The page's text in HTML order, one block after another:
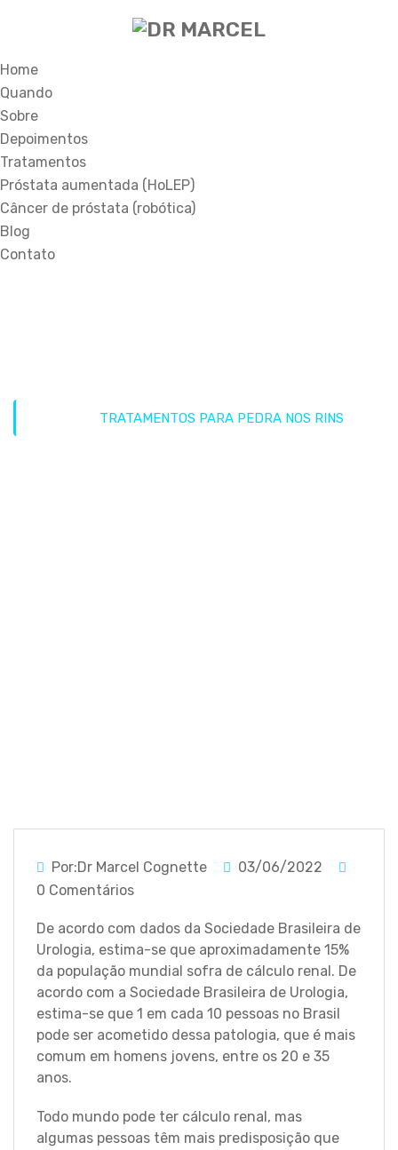
Home
Quando
Sobre
Depoimentos
Tratamentos
Próstata aumentada (HoLEP)
Câncer de próstata (robótica)
Blog
Contato
TRATAMENTOS PARA PEDRA NOS RINS
Por:Dr Marcel Cognette
03/06/2022
0 Comentários
De acordo com dados da Sociedade Brasileira de
Urologia, estima-se que aproximadamente 15%
da população mundial sofra de cálculo renal. De
acordo com a Sociedade Brasileira de Urologia,
estima-se que 1 em cada 10 pessoas no Brasil
pode ser acometido dessa patologia, que é mais
comum em homens jovens, entre os 20 e 35
anos.
Todo mundo pode ter cálculo renal, mas
algumas pessoas têm mais predisposição que